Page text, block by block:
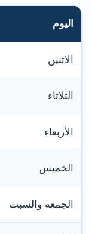
اليوم
الاثنين
الثلاثاء
الأربعاء
الخميس
الجمعة والسبت